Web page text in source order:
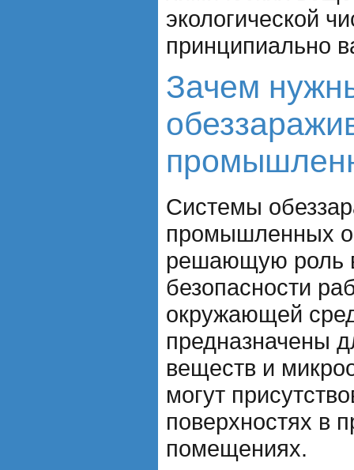
экологической
принципиально
Зачем
Системы
промышленных
решающую роль
безопасности
окружающей
предназначены
веществ и
могут
поверхностях в
помещениях.